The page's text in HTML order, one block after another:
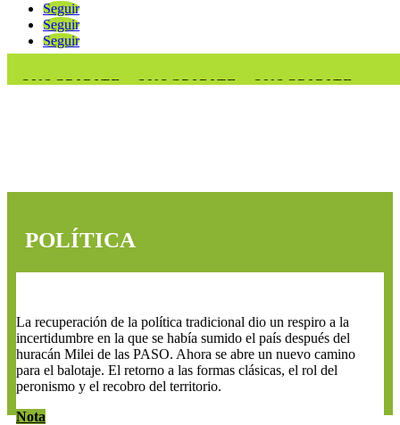
Seguir
Seguir
Seguir
SUSCRIBITE . SUSCRIBITE . SUSCRIBITE .
SUSCRIBITE .
POLÍTICA
La recuperación de la política tradicional dio un respiro a la
incertidumbre en la que se había sumido el país después del
huracán Milei de las PASO. Ahora se abre un nuevo camino
para el balotaje. El retorno a las formas clásicas, el rol del
peronismo y el recobro del territorio.
Nota